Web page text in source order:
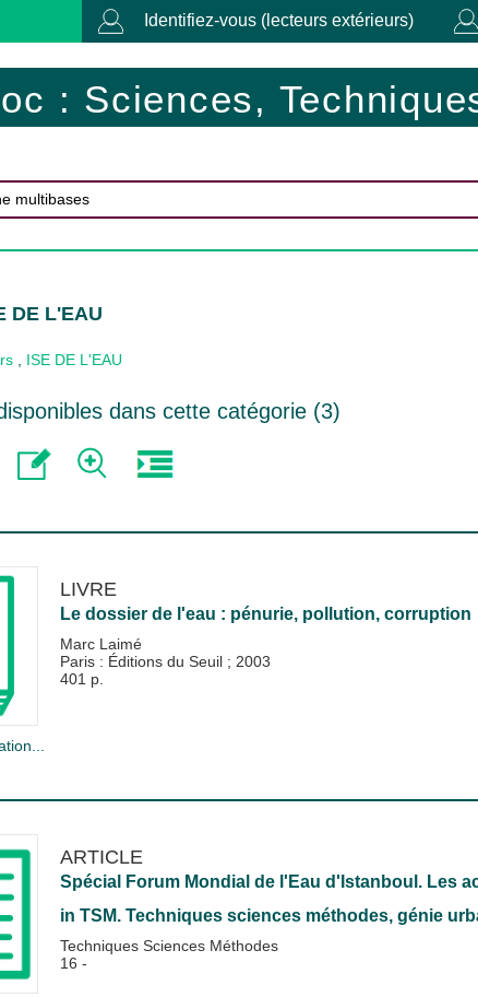
Identifiez-vous (lecteurs extérieurs)
: Sciences,
DE L'EAU
ISE DE L'EAU
dans cette catégorie (3)
LIVRE
Le dossier de l'eau : pénurie, pollution, corruption
Marc Laimé
Paris : Éditions du Seuil ; 2003
401 p.
ARTICLE
Spécial Forum Mondial de l'Eau d'Istanboul. Les
in TSM. Techniques sciences méthodes, génie
Techniques Sciences Méthodes
16 -